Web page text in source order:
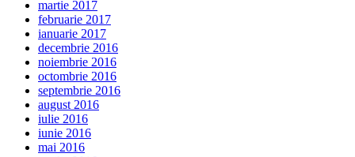
martie 2017
februarie 2017
ianuarie 2017
decembrie 2016
noiembrie 2016
octombrie 2016
septembrie 2016
august 2016
iulie 2016
iunie 2016
mai 2016